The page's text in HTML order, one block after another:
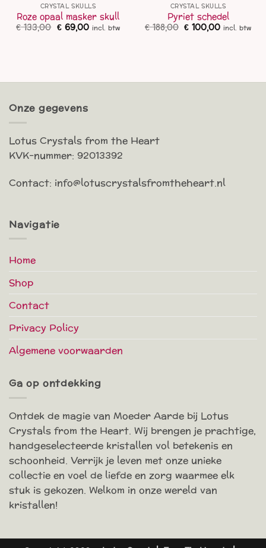
CRYSTAL SKULLS
Roze opaal masker skull
€133,00 Oorspronkelijke
prijs
€69,00Huidige
prijs
incl. btw
CRYSTAL SKULLS
Pyriet schedel
€188,00 Oorspronkelijke
prijs
€ 100,00Huidige
prijs
incl. btw
Onze gegevens
Lotus Crystals from the Heart
KVK-nummer: 92013392
Contact: info@lotuscrystalsfromtheheart.nl
Navigatie
Home
Shop
Contact
Privacy Policy
Algemene voorwaarden
Ga op ontdekking
Ontdek de magie van Moeder Aarde bij Lotus
Crystals from the Heart. Wij brengen je prachtige,
handgeselecteerde kristallen vol betekenis en
schoonheid. Verrijk je leven met onze unieke
collectie en voel de liefde en zorg waarmee elk
stuk is gekozen. Welkom in onze wereld van
kristallen!